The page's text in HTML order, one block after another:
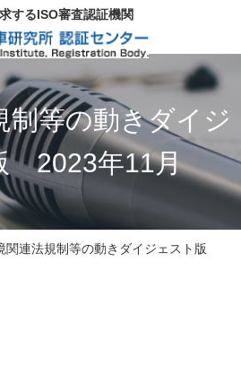
するISO審査認証機関
制等の動きダイジ
2023年11月
関連法規制等の動きダイジェスト版